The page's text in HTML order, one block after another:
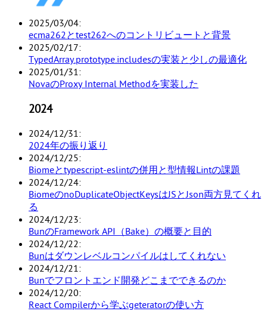
2025/03/04
ecma262とtest262へのコントリビュートと背景
2025/02/17
TypedArray.prototype.includesの実装と少しの最適化
2025/01/31
NovaのProxy Internal Methodを実装した
2024
2024/12/31
2024年の振り返り
2024/12/25
Biomeとtypescript-eslintの併用と型情報Lintの課題
2024/12/24
BiomeのnoDuplicateObjectKeysはJSとJson両方見てくれ
る
2024/12/23
BunのFramework API（Bake）の概要と目的
2024/12/22
Bunはダウンレベルコンパイルはしてくれない
2024/12/21
Bunでフロントエンド開発どこまでできるのか
2024/12/20
React Compilerから学ぶgeteratorの使い方